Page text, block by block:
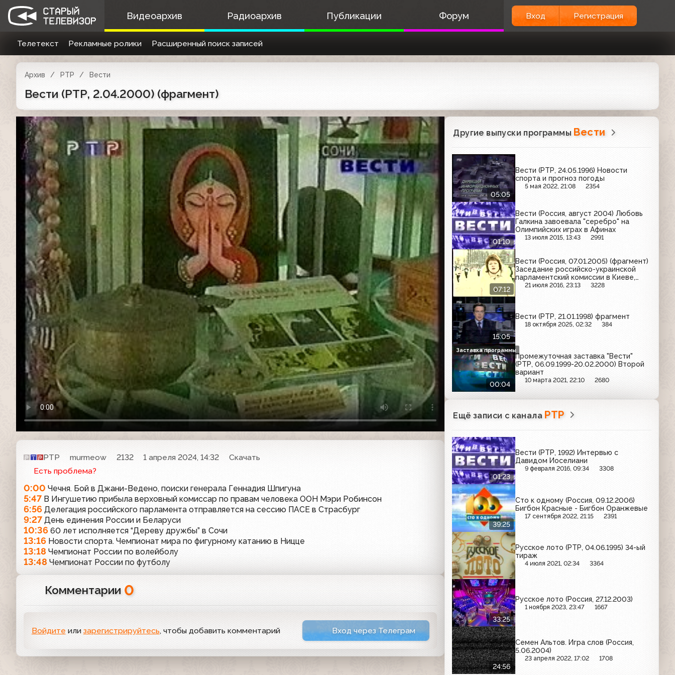
Видеоархив Радиоархив Публикации Форум Вход Регистрация
Телетекст Рекламные ролики Расширенный поиск записей
Архив РТР Вести
Вести (РТР, 2.04.2000) (фрагмент)
РТР murmeow 2132 1 апреля 2024, 14:32
Скачать
Есть проблема?
0:00 Чечня. Бой в Джани-Ведено, поиски генерала Геннадия Шпигуна
5:47 В Ингушетию прибыла верховный комиссар по правам человека ООН Мэри Робинсон
6:56 Делегация российского парламента отправляется на сессию ПАСЕ в Страсбург
9:27 День единения России и Беларуси
10:36 60 лет исполняется “Дереву дружбы” в Сочи
13:16 Новости спорта. Чемпионат мира по фигурному катанию в Ницце
13:18 Чемпионат России по волейболу
13:48 Чемпионат России по футболу
Комментарии 0
Войдите или зарегистрируйтесь, чтобы добавить комментарий Вход через Телеграм
Другие выпуски программы Вести
05:05
Вести (РТР, 24.05.1996) Новости
спорта и прогноз погоды
5 мая 2022, 21:08 2354
01:10
Вести (Россия, август 2004) Любовь
Галкина завоевала "серебро" на
Олимпийских играх в Афинах
13 июля 2015, 13:43 2991
07:12
Вести (Россия, 07.01.2005) (фрагмент)
Заседание российско-украинской
парламентский комиссии в Киеве,
паломники из Казани отправились в
21 июля 2016, 23:13 3228
15:05
Вести (РТР, 21.01.1998) фрагмент
18 октября 2025, 02:32 384
00:04
Промежуточная заставка "Вести"
(РТР, 06.09.1999-20.02.2000) Второй
вариант
10 марта 2021, 22:10 2680
Заставка программы
Ещё записи с канала РТР
01:23
Вести (РТР, 1992) Интервью с
Давидом Иоселиани
9 февраля 2016, 09:34 3308
39:25
Сто к одному (Россия, 09.12.2006)
Бигбон Красные - Бигбон Оранжевые
17 сентября 2022, 21:15 2391
Русское лото (РТР, 04.06.1995) 34-ый
тираж
4 июля 2021, 02:34 3364
33:25
Русское лото (Россия, 27.12.2003)
1 ноября 2023, 23:47 1667
24:56
Семен Альтов. Игра слов (Россия,
5.06.2004)
23 апреля 2022, 17:02 1708